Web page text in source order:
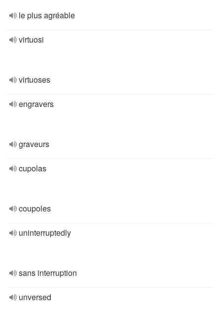
le plus agréable
virtuosi
virtuoses
engravers
graveurs
cupolas
coupoles
uninterruptedly
sans interruption
unversed